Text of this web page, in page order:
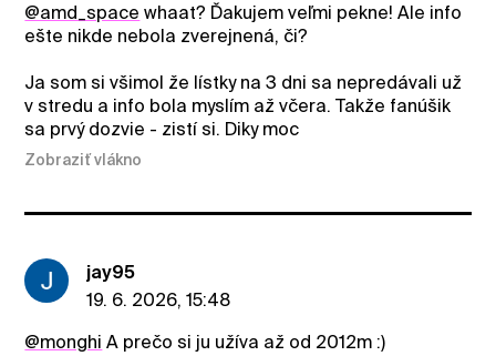
@amd_space whaat? Ďakujem veľmi pekne! Ale info
ešte nikde nebola zverejnená, či?
Ja som si všimol že lístky na 3 dni sa nepredávali už
v stredu a info bola myslím až včera. Takže fanúšik
sa prvý dozvie - zistí si. Diky moc
Zobraziť vlákno
jay95
19. 6. 2026, 15:48
@monghi A prečo si ju užíva až od 2012m :)